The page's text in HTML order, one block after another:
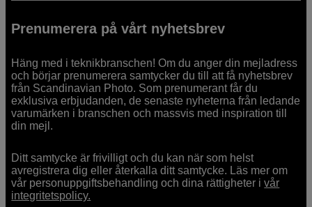
Prenumerera på vårt nyhetsbrev
Häng med i teknikbranschen! Om du anger din mejladress
och börjar prenumerera samtycker du till att få nyhetsbrev
från Scandinavian Photo. Som prenumerant får du
exklusiva erbjudanden, de senaste nyheterna från ledande
varumärken i branschen och massvis med inspiration till
din mejl.
Ditt samtycke är frivilligt och du kan när som helst
avregistrera dig eller återkalla ditt samtycke. Läs mer om
vår personuppgiftsbehandling och dina rättigheter ivår
integritetspolicy.